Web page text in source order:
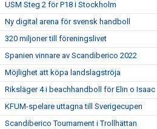
USM Steg 2 för P18 i Stockholm
Ny digital arena för svensk handboll
320 miljoner till föreningslivet
Spanien vinnare av Scandiberico 2022
Möjlighet att köpa landslagströja
Riksläger 4 i beachhandboll för Elin o Isaac
KFUM-spelare uttagna till Sverigecupen
Scandiberico Tournament i Trollhättan